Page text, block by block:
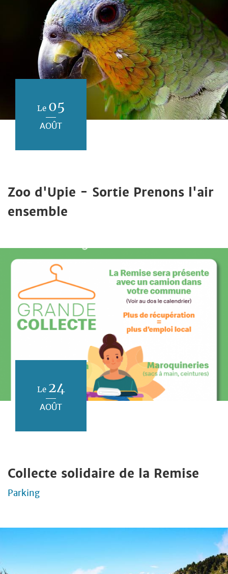
Le 05
AOÛT
Zoo d'Upie - Sortie Prenons l'air
ensemble
Le 24
AOÛT
Collecte solidaire de la Remise
Parking